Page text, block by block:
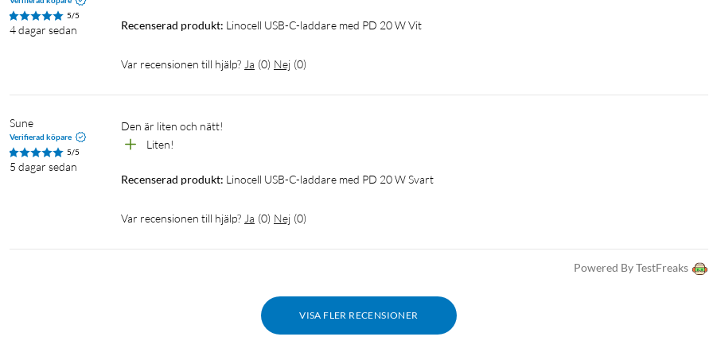
Laddare för iPhone X
Laddare iPhone 14 Plus Laddare iPhone 14 Pro
5/5
4 dagar sedan Recenserad produkt: Linocell USB-C-laddare med PD 20 W Vit
Var recensionen till hjälp? Ja (0) Nej (0)
Sune
Verifierad köpare
5/5
5 dagar sedan
Den är liten och nätt!
Liten!
Recenserad produkt: Linocell USB-C-laddare med PD 20 W Svart
Var recensionen till hjälp? Ja (0) Nej (0)
Powered By TestFreaks
VISA FLER RECENSIONER